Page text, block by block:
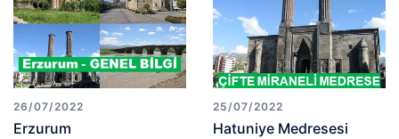
26/07/2022
Erzurum
25/07/2022
Hatuniye Medresesi